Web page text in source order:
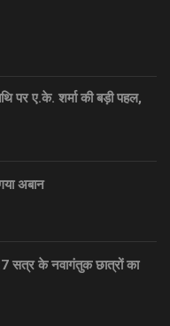
पर ए.के. शर्मा की बड़ी पहल,
अबान
सत्र के नवागंतुक छात्रों का